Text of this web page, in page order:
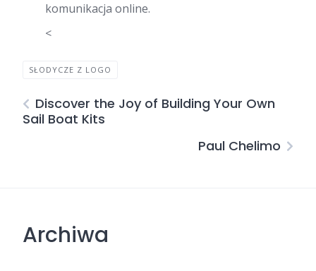
komunikacja online.
<
SŁODYCZE Z LOGO
Discover the Joy of Building Your Own
Sail Boat Kits
Paul Chelimo
Archiwa